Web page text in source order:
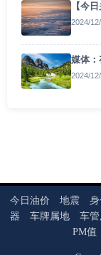
【今
2024/
媒体：
2024/
今日油价 地震
器
车牌属地 车
PM值